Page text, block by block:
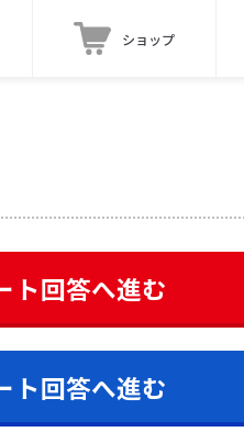
ショップ
ト回答へ進む
ト回答へ進む